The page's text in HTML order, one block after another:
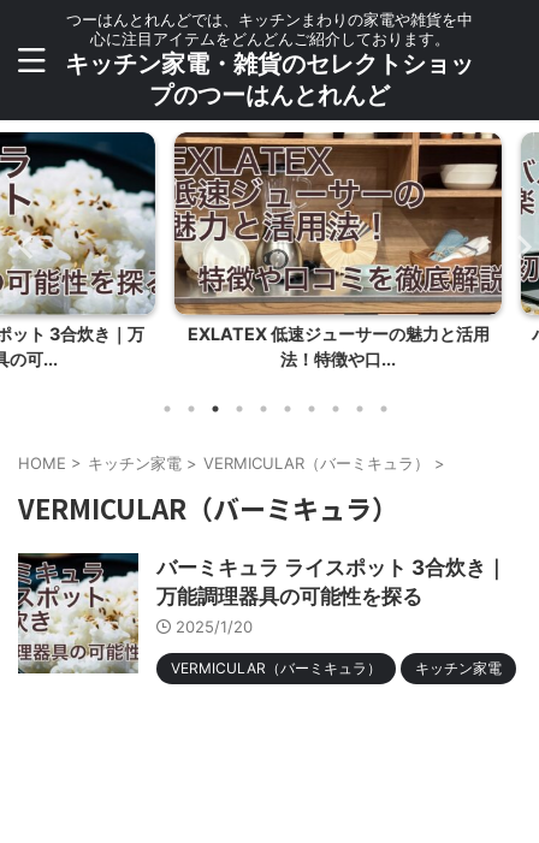
つーはんとれんどでは、キッチンまわりの家電や雑貨を中
心に注目アイテムをどんどんご紹介しております。
キッチン家電・雑貨のセレクトショッ
プのつーはんとれんど
炊き｜万
EXLATEX 低速ジューサーの魅力と活用
法！特徴や口...
バルミュ
HOME > キッチン家電 > VERMICULAR（バーミキュラ） >
VERMICULAR（バーミキュラ）
バーミキュラ ライスポット 3合炊き｜
万能調理器具の可能性を探る
2025/1/20
VERMICULAR（バーミキュラ） キッチン家電